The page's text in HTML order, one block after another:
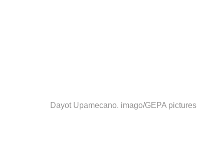
Dayot Upamecano. imago/GEPA pictures